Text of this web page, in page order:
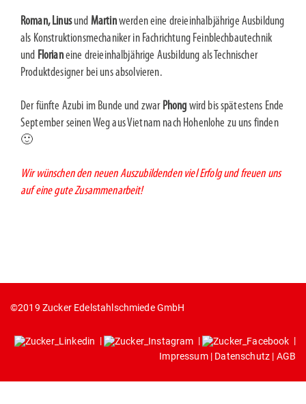
Roman, Linusund Martinwerden eine dreieinhalbjährige Ausbildung
als Konstruktionsmechaniker in Fachrichtung Feinblechbautechnik
und Florianeine dreieinhalbjährige Ausbildung als Technischer
Produktdesigner bei uns absolvieren.
Der fünfte Azubi im Bunde und zwar Phong wird bis spätestens Ende
September seinen Weg aus Vietnam nach Hohenlohe zu uns finden
🙂
Wir wünschen den neuen Auszubildenden viel Erfolg und freuen uns
auf eine gute Zusammenarbeit!
©2019 Zucker Edelstahlschmiede GmbH
| |
|
Impressum| Datenschutz | AGB